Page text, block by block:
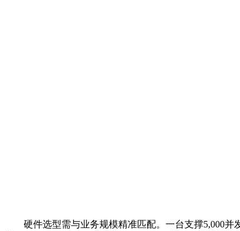
硬件选型需与业务规模精准匹配。一台支撑5,000并